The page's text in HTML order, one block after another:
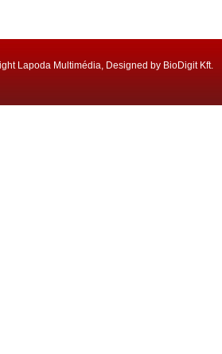
Lapoda Multimédia, Designed by BioDigit Kft.